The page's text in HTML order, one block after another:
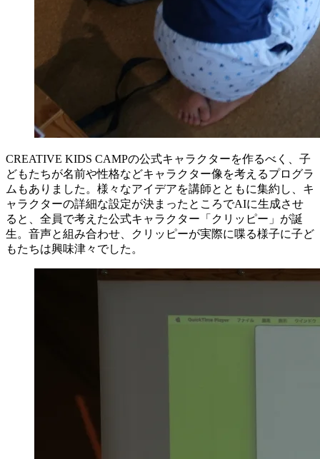
CREATIVE KIDS CAMPの公式キャラクターを作るべく、子
どもたちが名前や性格などキャラクター像を考えるプログラ
ムもありました。様々なアイデアを講師とともに集約し、キ
ャラクターの詳細な設定が決まったところでAIに生成させ
ると、全員で考えた公式キャラクター「クリッピー」が誕
生。音声と組み合わせ、クリッピーが実際に喋る様子に子ど
もたちは興味津々でした。